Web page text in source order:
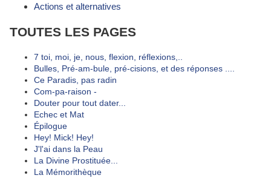
Actions et alternatives
TOUTES LES PAGES
7 toi, moi, je, nous, flexion, réflexions,..
Bulles, Pré-am-bule, pré-cisions, et des réponses ....
Ce Paradis, pas radin
Com-pa-raison -
Douter pour tout dater...
Echec et Mat
Épilogue
Hey! Mick! Hey!
J'l'ai dans la Peau
La Divine Prostituée...
La Mémorithèque